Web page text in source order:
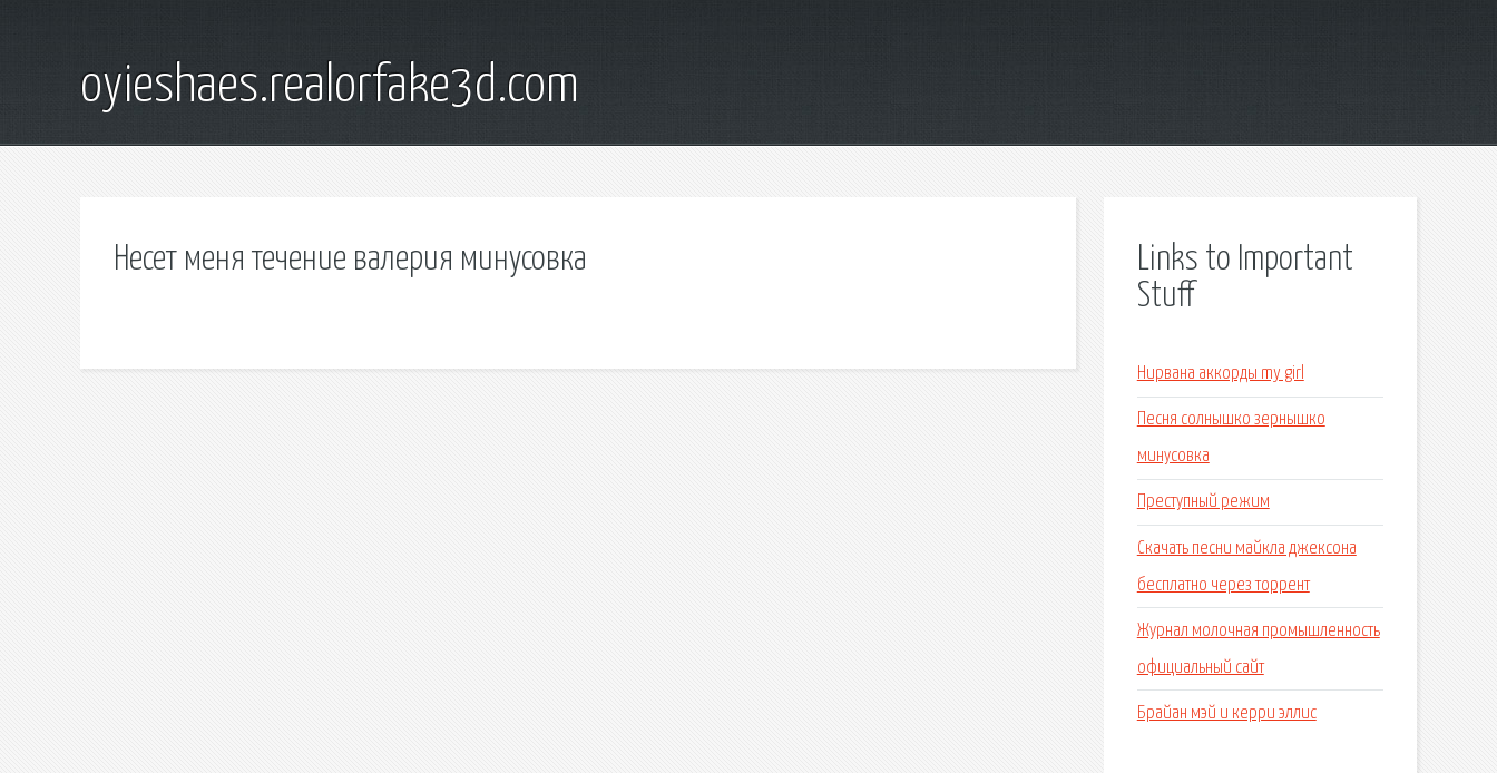
oyieshaes.realorfake3d.com
Несет меня течение валерия минусовка
Links to Important
Stuff
Нирвана аккорды my girl
Песня солнышко зернышко
минусовка
Преступный режим
Скачать песни майкла джексона
бесплатно через торрент
Журнал молочная промышленность
официальный сайт
Брайан мэй и керри эллис